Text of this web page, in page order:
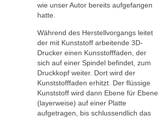
wie unser Autor bereits aufgefangen
hatte.
Während des Herstellvorgangs leitet
der mit Kunststoff arbeitende 3D-
Drucker einen Kunsstofffaden, der
sich auf einer Spindel befindet, zum
Druckkopf weiter. Dort wird der
Kunststofffaden erhitzt. Der flüssige
Kunststoff wird dann Ebene für Ebene
(layerweise) auf einer Platte
aufgetragen, bis schlussendlich das